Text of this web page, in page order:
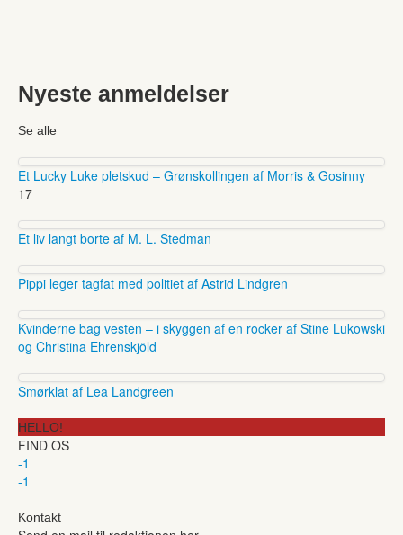
Nyeste anmeldelser
Se alle
Et Lucky Luke pletskud – Grønskollingen af Morris & Gosinny
17
Et liv langt borte af M. L. Stedman
Pippi leger tagfat med politiet af Astrid Lindgren
Kvinderne bag vesten – i skyggen af en rocker af Stine Lukowski
og Christina Ehrenskjöld
Smørklat af Lea Landgreen
HELLO!
FIND OS
-1
-1
Kontakt